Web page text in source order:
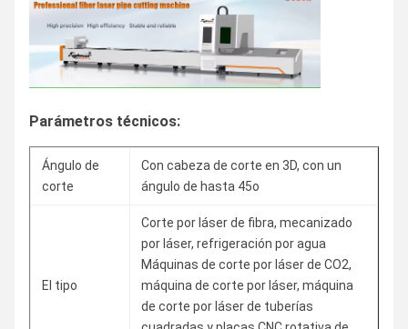
Parámetros técnicos:
Ángulo de
corte
Con cabeza de corte en 3D, con un
ángulo de hasta 45o
El tipo
Corte por láser de fibra, mecanizado
por láser, refrigeración por agua
Máquinas de corte por láser de CO2,
máquina de corte por láser, máquina
de corte por láser de tuberías